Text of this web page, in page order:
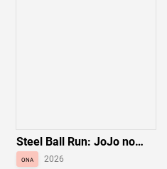
Steel Ball Run: JoJo no
Kimyou na Bouken
ona 2026